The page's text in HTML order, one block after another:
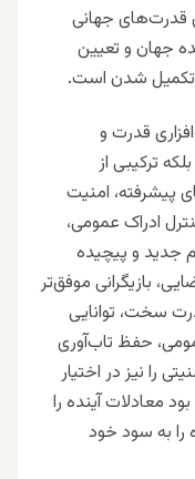
قدرت‌های جهانی
جهان و تعیین
تکمیل شدن است.
قدرت و
ترکیبی از
پیشرفته، امنیت
ادراک عمومی،
جدید و پیچیده
بازیگرانی موفق‌تر
سخت، توانایی
حفظ تاب‌آوری
را نیز در اختیار
معادلات آینده را
به سود خود